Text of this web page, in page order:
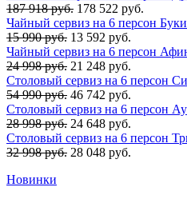
187 918 руб. 178 522 руб.
Чайный сервиз на 6 персон
15 990 руб. 13 592 руб.
Чайный сервиз на 6 персон
24 998 руб. 21 248 руб.
Столовый сервиз на 6 персон
54 990 руб. 46 742 руб.
Столовый сервиз на 6 персон
28 998 руб. 24 648 руб.
Столовый сервиз на 6 персон
32 998 руб. 28 048 руб.
Новинки